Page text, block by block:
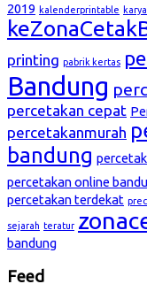
2019 kalenderprintable
printing pabrik kertas
Bandung
percetakan cepat
percetakanmurah
bandung
percetakan online
percetakan terdekat
sejarah teratur
bandung
Feed